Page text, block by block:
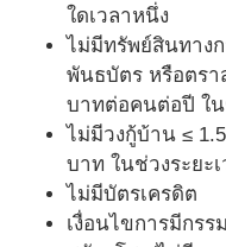
ใดเวลาหนึ่ง
ไม่มีทรัพย์สินทางก
พันธบัตร หรือตรา
บาทต่อคนต่อปี ใน
ไม่มีวงกู้บ้าน ≤
บาท ในช่วงระยะ
ไม่มีบัตรเครดิต
เงื่อนไขการมีกร